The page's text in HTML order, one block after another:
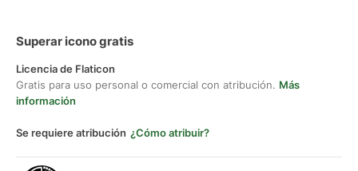
Superar icono gratis
Licencia de Flaticon
Gratis para uso personal o comercial con atribución. Más
información
Se requiere atribución ¿Cómo atribuir?